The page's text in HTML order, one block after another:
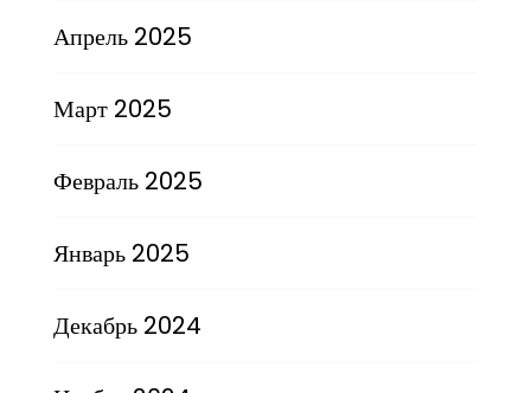
Апрель 2025
Март 2025
Февраль 2025
Январь 2025
Декабрь 2024